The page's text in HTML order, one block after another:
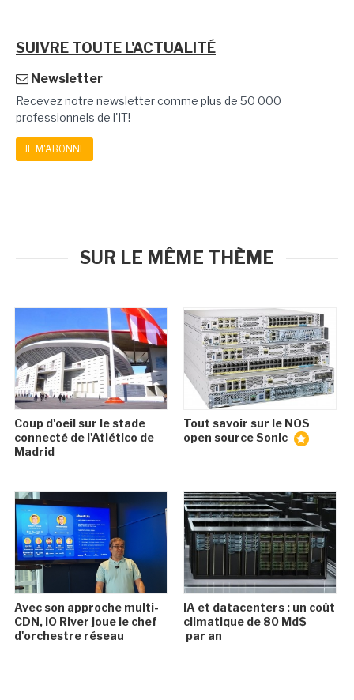
SUIVRE TOUTE L'ACTUALITÉ
Newsletter
Recevez notre newsletter comme plus de 50 000
professionnels de l'IT!
JE M'ABONNE
SUR LE MÊME THÈME
Coup d'oeil sur le stade
connecté de l'Atlético de
Madrid
Tout savoir sur le NOS
open source Sonic
Avec son approche multi-
CDN, IO River joue le chef
d'orchestre réseau
IA et datacenters : un coût
climatique de 80 Md$
par an